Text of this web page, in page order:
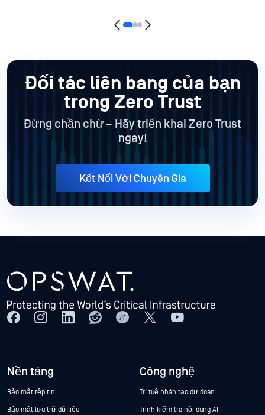
Đối tác liên bang của bạn
trong Zero Trust
Đừng chần chừ – Hãy triển khai Zero Trust
ngay!
Kết Nối Với Chuyên Gia
Nền tảng
Bảo mật tệp tin
Bảo mật lưu trữ dữ liệu
Công nghệ
Trí tuệ nhân tạo dự đoán
Trình kiểm tra nội dung AI